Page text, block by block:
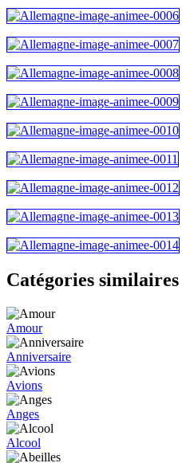
Catégories similaires
Amour
Anniversaire
Avions
Anges
Alcool